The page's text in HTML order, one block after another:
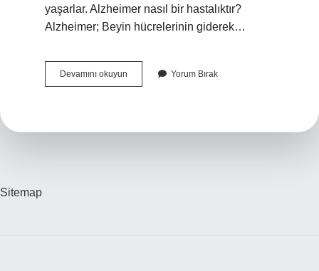
yaşarlar. Alzheimer nasıl bir hastalıktır?
Alzheimer; Beyin hücrelerinin giderek…
Devamını okuyun Alzheimer
Psikolojik
Yorum Bırak
Sitemap